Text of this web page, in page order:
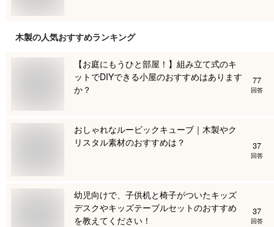
木製の人気おすすめランキング
【お庭にもうひと部屋！】組み立て式のキ
ットでDIYできる小屋のおすすめはあります
か？
77
回答
おしゃれなルービックキューブ｜木製やク
リスタル素材のおすすめは？
37
回答
幼児向けで、子供机と椅子がついたキッズ
デスクやキッズテーブルセットのおすすめ
を教えてください！
37
回答